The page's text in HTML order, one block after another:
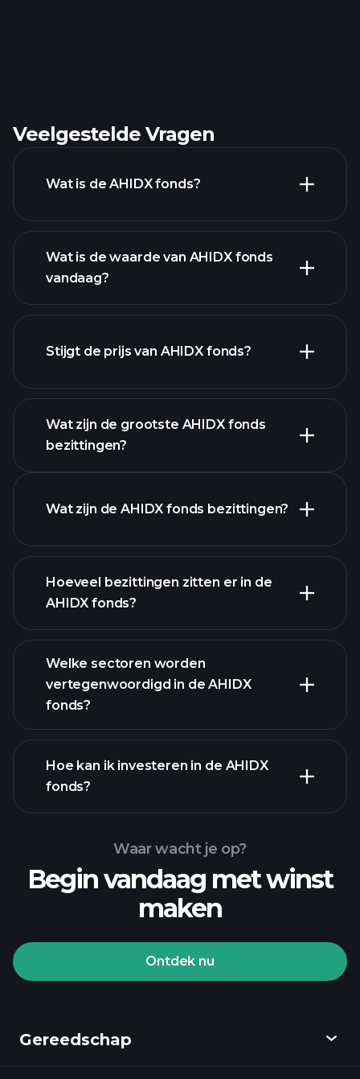
Veelgestelde Vragen
Wat is de AHIDX fonds?
Wat is de waarde van AHIDX fonds
vandaag?
geavanceerde
grafiek
Stijgt de prijs van AHIDX fonds?
grafiek
Wat zijn de grootste AHIDX fonds
bezittingen?
bezittingen
Wat zijn de AHIDX fonds bezittingen?
bezittingen
Hoeveel bezittingen zitten er in de
AHIDX fonds?
bezittingen
Welke sectoren worden
vertegenwoordigd in de AHIDX
fonds?
Hoe kan ik investeren in de AHIDX
fonds?
Waar wacht je op?
Begin vandaag met winst
maken
Ontdek nu
Gereedschap